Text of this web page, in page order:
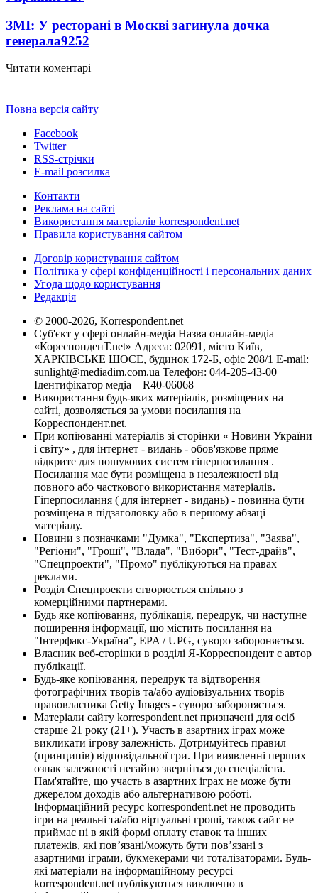
ЗМІ: У ресторані в Москві загинула дочка
генерала9252
Читати коментарі
Повна версія сайту
Facebook
Twitter
RSS-стрічки
E-mail розсилка
Контакти
Реклама на сайті
Використання матеріалів korrespondent.net
Правила користування сайтом
Договір користування сайтом
Політика у сфері конфіденційності і персональних даних
Угода щодо користування
Редакція
© 2000-2026, Korrespondent.net
Суб'єкт у сфері онлайн-медіа Назва онлайн-медіа –
«КореспонденТ.net» Адреса: 02091, місто Київ,
ХАРКІВСЬКЕ ШОСЕ, будинок 172-Б, офіс 208/1 E-mail:
sunlight@mediadim.com.ua Телефон: 044-205-43-00
Ідентифікатор медіа – R40-06068
Використання будь-яких матеріалів, розміщених на
сайті, дозволяється за умови посилання на
Корреспондент.net.
При копіюванні матеріалів зі сторінки « Новини України
і світу» , для інтернет - видань - обов'язкове пряме
відкрите для пошукових систем гіперпосилання .
Посилання має бути розміщена в незалежності від
повного або часткового використання матеріалів.
Гіперпосилання ( для інтернет - видань) - повинна бути
розміщена в підзаголовку або в першому абзаці
матеріалу.
Новини з позначками "Думка", "Експертиза", "Заява",
"Регіони", "Гроші", "Влада", "Вибори", "Тест-драйв",
"Спецпроекти", "Промо" публікуються на правах
реклами.
Розділ Спецпроекти створюється спільно з
комерційними партнерами.
Будь яке копіювання, публікація, передрук, чи наступне
поширення інформації, що містить посилання на
"Інтерфакс-Україна", EPA / UPG, суворо забороняється.
Власник веб-сторінки в розділі Я-Корреспондент є автор
публікації.
Будь-яке копіювання, передрук та відтворення
фотографічних творів та/або аудіовізуальних творів
правовласника Getty Images - суворо забороняється.
Матеріали сайту korrespondent.net призначені для осіб
старше 21 року (21+). Участь в азартних іграх може
викликати ігрову залежність. Дотримуйтесь правил
(принципів) відповідальної гри. При виявленні перших
ознак залежності негайно зверніться до спеціаліста.
Пам'ятайте, що участь в азартних іграх не може бути
джерелом доходів або альтернативою роботі.
Інформаційний ресурс korrespondent.net не проводить
ігри на реальні та/або віртуальні гроші, також сайт не
приймає ні в якій формі оплату ставок та інших
платежів, які пов’язані/можуть бути пов’язані з
азартними іграми, букмекерами чи тоталізаторами. Будь-
які матеріали на інформаційному ресурсі
korrespondent.net публікуються виключно в